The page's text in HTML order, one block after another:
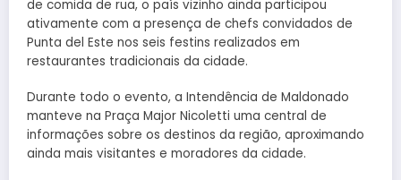
de comida de rua, o país vizinho ainda participou
ativamente com a presença de chefs convidados de
Punta del Este nos seis festins realizados em
restaurantes tradicionais da cidade.
Durante todo o evento, a Intendência de Maldonado
manteve na Praça Major Nicoletti uma central de
informações sobre os destinos da região, aproximando
ainda mais visitantes e moradores da cidade.